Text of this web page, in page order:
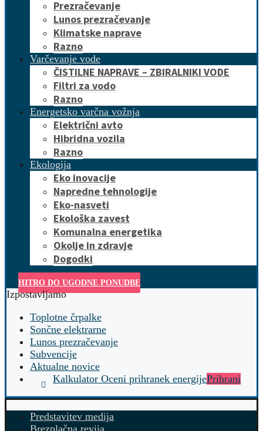
Prezračevanje
Lunos prezračevanje
Klimatske naprave
Razno
Varčevanje vode
ČISTILNE NAPRAVE – ZBIRALNIKI VODE
Filtri za vodo
Razno
Energetsko varčna vožnja
Električni avto
Hibridna vozila
Razno
Ekologija
Eko inovacije
Napredne tehnologije
Eko-nasveti
Ekološka zavest
Komunalna energetika
Okolje in zdravje
Dogodki
HITRO DO UGODNE PONUDBE
Izpostavljamo
Toplotne črpalke
Sončne elektrarne
Lunos prezračevanje
Subvencije
Aktualne novice
Kalkulator Oceni prihranek energijePrihrani
Predstavitev medija
Brezplačna revija